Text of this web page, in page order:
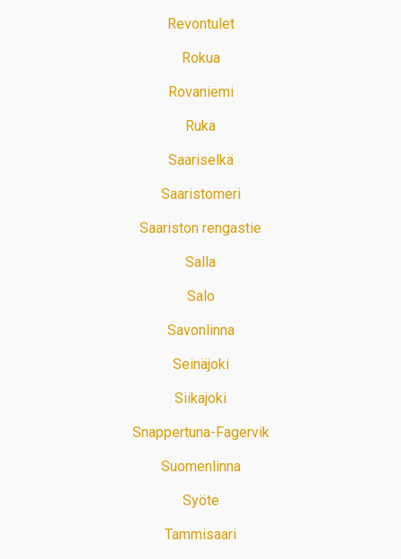
Revontulet
Rokua
Rovaniemi
Ruka
Saariselkä
Saaristomeri
Saariston rengastie
Salla
Salo
Savonlinna
Seinäjoki
Siikajoki
Snappertuna-Fagervik
Suomenlinna
Syöte
Tammisaari